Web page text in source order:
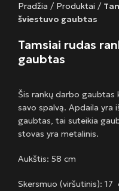
Pradžia / Produktai /
šviestuvo gaubtas
Tamsiai rudas
gaubtas
Šis rankų darbo gaubtas
savo spalvą. Apdaila yra
gaubtas, tai suteikia
stovas yra metalinis.
Aukštis: 58 cm
Skersmuo (viršutinis): 17